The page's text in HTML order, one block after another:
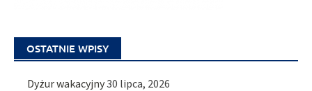
OSTATNIE WPISY
Dyżur wakacyjny30 lipca, 2026